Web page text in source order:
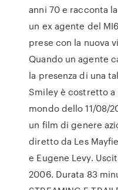
anni 70 e racconta
un ex agente del
prese con la nuova
Quando un agente
la presenza di una
Smiley è costretto
mondo dello 11/08/
un film di genere
diretto da Les
e Eugene Levy.
2006. Durata 83